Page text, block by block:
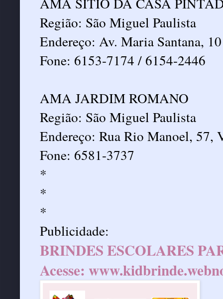
Região: São Miguel Paulista
Endereço: Av. Maria Santana,
Fone: 6153-7174 / 6154-2446
AMA JARDIM ROMANO
Região: São Miguel Paulista
Endereço: Rua Rio Manoel, 57,
Fone: 6581-3737
*
*
*
Publicidade:
BRINDES ESCOLARES
Acesse: